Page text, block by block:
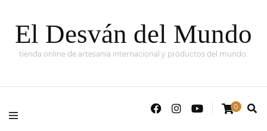
El Desván del Mundo
tienda online de artesanía internacional y productos del mundo.
0